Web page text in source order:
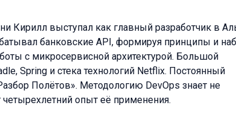
Кирилл выступал как главный разработчик в
банковские API, формируя принципы и
с микросервисной архитектурой. Большой
Spring и стека технологий Netflix. Постоянный
Полётов». Методологию DevOps знает не
опыт её применения.